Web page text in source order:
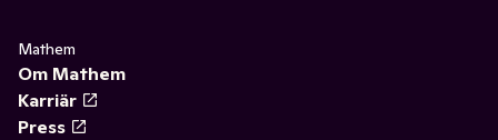
Mathem
Om Mathem
Karriär
Press